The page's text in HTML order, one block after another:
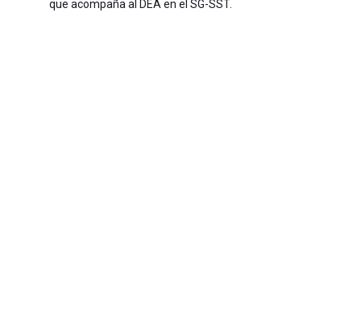
que acompaña al DEA en el SG-SST.